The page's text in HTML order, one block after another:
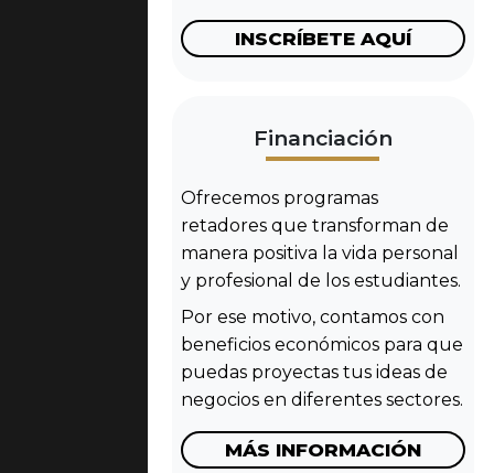
INSCRÍBETE AQUÍ
Financiación
Ofrecemos programas
retadores que transforman de
manera positiva la vida personal
y profesional de los estudiantes.
Por ese motivo, contamos con
beneficios económicos para que
puedas proyectas tus ideas de
negocios en diferentes sectores.
MÁS INFORMACIÓN